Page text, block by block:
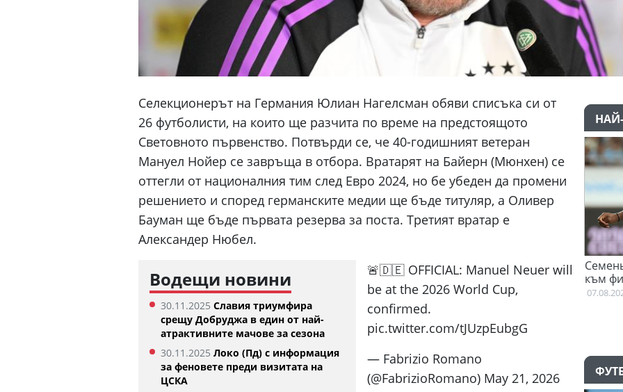
Селекционерът на Германия Юлиан Нагелсман обяви списъка си от
26 футболисти, на които ще разчита по време на предстоящото
Световното първенство. Потвърди се, че 40-годишният ветеран
Мануел Нойер се завръща в отбора. Вратарят на Байерн (Мюнхен) се
оттегли от националния тим след Евро 2024, но бе убеден да промени
решението и според германските медии ще бъде титуляр, а Оливер
Бауман ще бъде първата резерва за поста. Третият вратар е
Александер Нюбел.
Водещи новини
30.11.2025 Славия триумфира
срещу Добруджа в един от най-
атрактивните мачове за сезона
30.11.2025 Локо (Пд) с информация
за феновете преди визитата на
ЦСКА
🚨🇩🇪 OFFICIAL: Manuel Neuer will
be at the 2026 World Cup,
confirmed.
pic.twitter.com/tJUzpEubgG
— Fabrizio Romano
(@FabrizioRomano) May 21, 2026
Голдън Стейт Уориърс
07.08.2026
Семеньо: Трябва да се
към философията на
07.08.2026